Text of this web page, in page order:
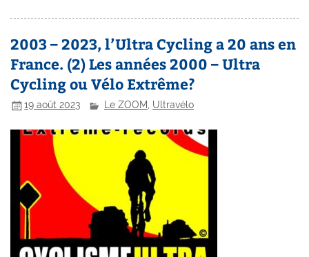
2003 – 2023, l’Ultra Cycling a 20 ans en
France. (2) Les années 2000 – Ultra
Cycling ou Vélo Extrême?
19 août 2023 Le ZOOM, Ultravélo